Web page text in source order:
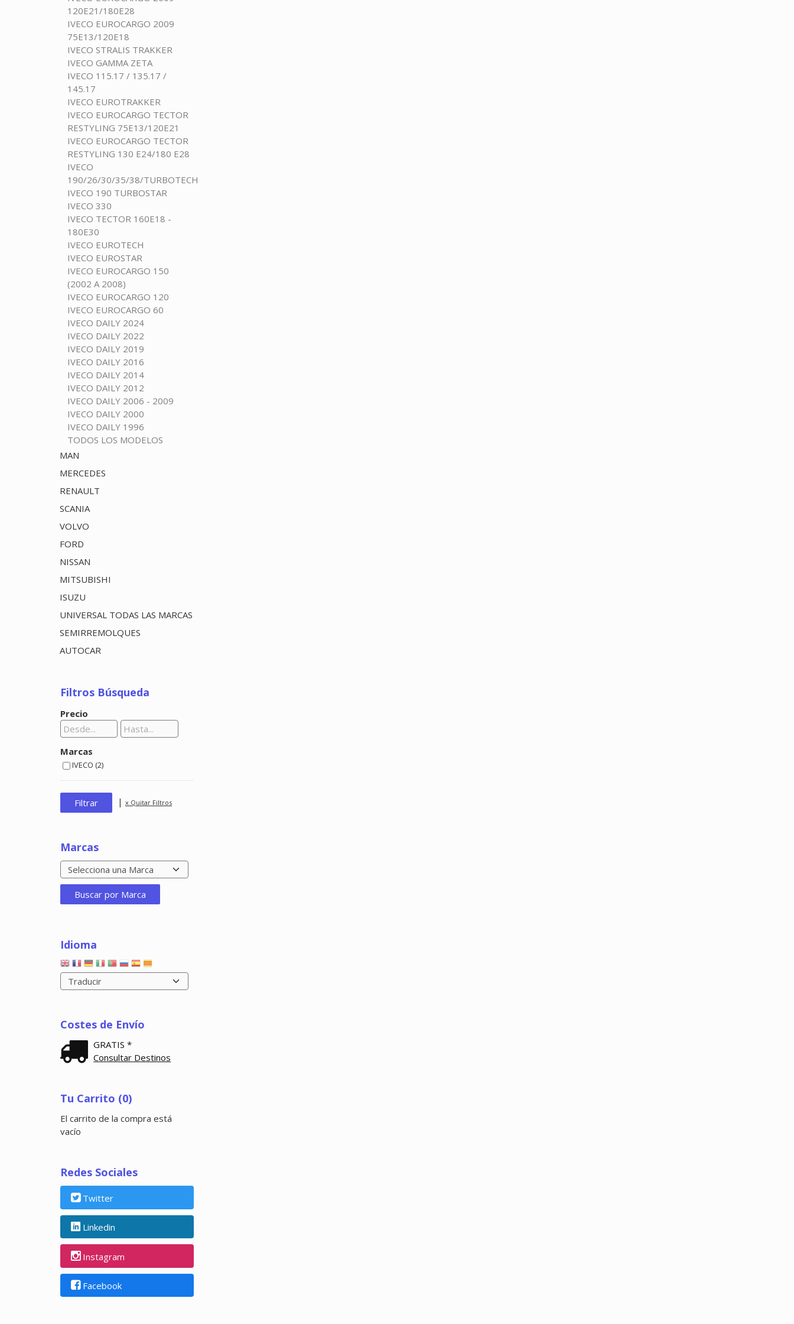
120E21/180E28
IVECO EUROCARGO 2009
75E13/120E18
IVECO STRALIS TRAKKER
IVECO GAMMA ZETA
IVECO 115.17 / 135.17 /
145.17
IVECO EUROTRAKKER
IVECO EUROCARGO TECTOR
RESTYLING 75E13/120E21
IVECO EUROCARGO TECTOR
RESTYLING 130 E24/180 E28
IVECO
190/26/30/35/38/TURBOTECH
IVECO 190 TURBOSTAR
IVECO 330
IVECO TECTOR 160E18 -
180E30
IVECO EUROTECH
IVECO EUROSTAR
IVECO EUROCARGO 150
(2002 A 2008)
IVECO EUROCARGO 120
IVECO EUROCARGO 60
IVECO DAILY 2024
IVECO DAILY 2022
IVECO DAILY 2019
IVECO DAILY 2016
IVECO DAILY 2014
IVECO DAILY 2012
IVECO DAILY 2006 - 2009
IVECO DAILY 2000
IVECO DAILY 1996
TODOS LOS MODELOS
MAN
MERCEDES
RENAULT
SCANIA
VOLVO
FORD
NISSAN
MITSUBISHI
ISUZU
UNIVERSAL TODAS LAS MARCAS
SEMIRREMOLQUES
AUTOCAR
Filtros Búsqueda
Precio
Marcas
IVECO (2)
| x Quitar Filtros
Marcas
Idioma
Costes de Envío
GRATIS *
Consultar Destinos
Tu Carrito (0)
El carrito de la compra está
vacío
Redes Sociales
Twitter
Linkedin
Instagram
Facebook